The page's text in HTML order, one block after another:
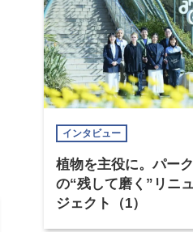
インタビュー
植物を主役に。パー
の“残して磨く”リニ
ジェクト（1）